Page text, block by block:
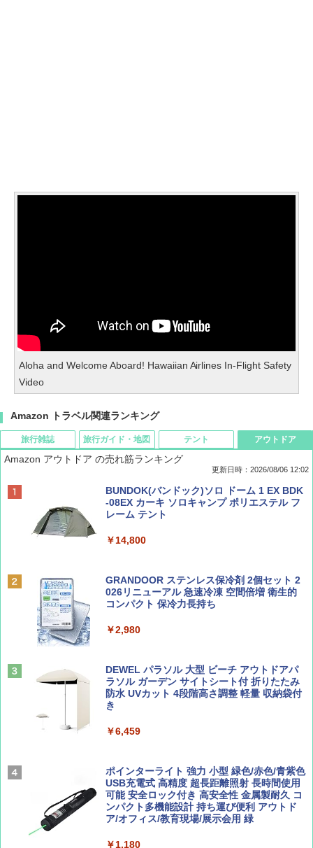
Aloha and Welcome Aboard! Hawaiian Airlines In-Flight Safety
Video
Amazon トラベル関連ランキング
旅行雑誌
ディズニーファン ２０２６年 ９月号 [雑
誌] (ＤＩＳＮＥＹ ＦＡＮ)
Coyote No.89 特集 星野道夫 夢見る旅
￥1,540
山と溪谷 2026年8月号「南アルプス大全」
￥1,540
集】ボーイング110周年を祝して！
￥1,760
BE-PAL(ビ-パル) 2026年 9 月号【特別付録:
旅行ガイド・地図
D40 地球の歩き方 チェンマイ タイ北部の魅
力的な町 2026～2027 地球の歩き方D アジア
A09 地球の歩き方 イタリア 2026～2027 地
球の歩き方A ヨーロッパ
A26 地球の歩き方 チェコ ポーランド スロヴ
ァキア 2026～2027 地球の歩き方A ヨーロッ
パ
￥2,695
新しい日本地理 地図・統計・移動から読み
テント
[キャンパーズコレクション 山善] ポップアッ
プテント 傘みたいに広げて畳める パッとサ
ッとサンシェード キューブ フルクローズ メ
&ハイキング カーキ PATC-150(KH)
PYKES PEAK (パイクスピーク) 着替えテン
人用 折りたたみ 防災グッズ 災害用トイレ ビ
￥-
テント ワンタッチ RENEW 幅200 2-3人用 43
￥5,499
[キャンパーズコレクション 山善] 傘みたいに
広げるだけ パッとサッとテント ブラックコ
簡単設置 ポップアップテント エクルベージ
アウトドア
Amazon アウトドア の売れ筋ランキング
更新日時：2026/08/06 12:02
BUNDOK(バンドック)ソロ ドーム 1 EX BDK
-08EX カーキ ソロキャンプ ポリエステル フ
レーム テント
￥14,800
GRANDOOR ステンレス保冷剤 2個セット 2
026リニューアル 急速冷凍 空間倍増 衛生的
コンパクト 保冷力長持ち
￥2,980
DEWEL パラソル 大型 ビーチ アウトドアパ
ラソル ガーデン サイトシート付 折りたたみ
防水 UVカット 4段階高さ調整 軽量 収納袋付
き
￥6,459
ポインターライト 強力 小型 緑色/赤色/青紫色
USB充電式 高精度 超長距離照射 長時間使用
可能 安全ロック付き 高安全性 金属製耐久 コ
ンパクト多機能設計 持ち運び便利 アウトド
ア/オフィス/教育現場/展示会用 緑
￥1,180